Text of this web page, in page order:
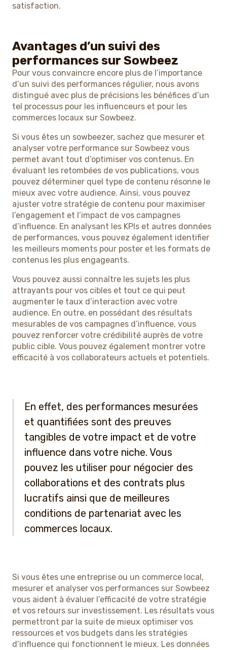
satisfaction.
Avantages d’un suivi des
performances sur Sowbeez
Pour vous convaincre encore plus de l’importance
d’un suivi des performances régulier, nous avons
distingué avec plus de précisions les bénéfices d’un
tel processus pour les influenceurs et pour les
commerces locaux sur Sowbeez.
Si vous êtes un sowbeezer, sachez que mesurer et
analyser votre performance sur Sowbeez vous
permet avant tout d’optimiser vos contenus. En
évaluant les retombées de vos publications, vous
pouvez déterminer quel type de contenu résonne le
mieux avec votre audience. Ainsi, vous pouvez
ajuster votre stratégie de contenu pour maximiser
l’engagement et l’impact de vos campagnes
d’influence. En analysant les KPIs et autres données
de performances, vous pouvez également identifier
les meilleurs moments pour poster et les formats de
contenus les plus engageants.
Vous pouvez aussi connaître les sujets les plus
attrayants pour vos cibles et tout ce qui peut
augmenter le taux d’interaction avec votre
audience. En outre, en possédant des résultats
mesurables de vos campagnes d’influence, vous
pouvez renforcer votre crédibilité auprès de votre
public cible. Vous pouvez également montrer votre
efficacité à vos collaborateurs actuels et potentiels.
En effet, des performances mesurées
et quantifiées sont des preuves
tangibles de votre impact et de votre
influence dans votre niche. Vous
pouvez les utiliser pour négocier des
collaborations et des contrats plus
lucratifs ainsi que de meilleures
conditions de partenariat avec les
commerces locaux.
Si vous êtes une entreprise ou un commerce local,
mesurer et analyser vos performances sur Sowbeez
vous aident à évaluer l’efficacité de votre stratégie
et vos retours sur investissement. Les résultats vous
permettront par la suite de mieux optimiser vos
ressources et vos budgets dans les stratégies
d’influence qui fonctionnent le mieux. Les données